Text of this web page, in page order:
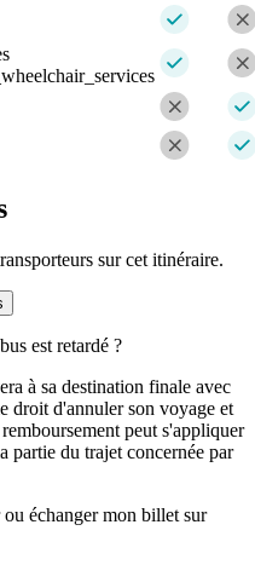
sur cet itinéraire.
est retardé ?
à sa destination finale avec
droit d'annuler son voyage et
peut s'appliquer
partie du trajet concernée par
échanger mon billet sur